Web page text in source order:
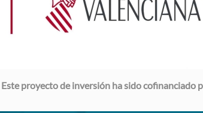
Este proyecto de inversión ha sido cofinanciado